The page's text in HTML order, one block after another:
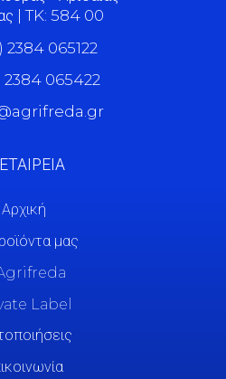
| TK: 584 00
2384 065122
2384 065422
Αρχική
μας
Label